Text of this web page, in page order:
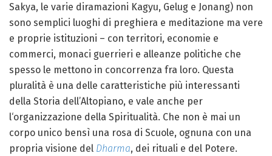
Sakya, le varie diramazioni Kagyu, Gelug e Jonang) non
sono semplici luoghi di preghiera e meditazione ma vere
e proprie istituzioni – con territori, economie e
commerci, monaci guerrieri e alleanze politiche che
spesso le mettono in concorrenza fra loro. Questa
pluralità è una delle caratteristiche più interessanti
della Storia dell’Altopiano, e vale anche per
l‘organizzazione della Spiritualità. Che non è mai un
corpo unico bensì una rosa di Scuole, ognuna con una
propria visione del Dharma, dei rituali e del Potere.